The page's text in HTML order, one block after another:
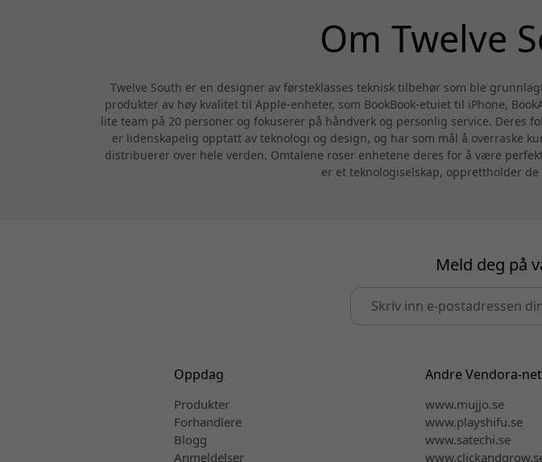
Om Twelve
Twelve South er en designer av førsteklasses teknisk tilbehør som ble
produkter av høy kvalitet til Apple-enheter, som BookBook-etuiet til iPhone,
lite team på 20 personer og fokuserer på håndverk og personlig service. Deres
er lidenskapelig opptatt av teknologi og design, og har som mål å overraske
distribuerer over hele verden. Omtalene roser enhetene deres for å være
er et teknologiselskap, opprettholder
Meld deg på
Oppdag
Produkter
Forhandlere
Blogg
Anmeldelser
Andre Vendora-
www.mujjo.se
www.playshifu.se
www.satechi.se